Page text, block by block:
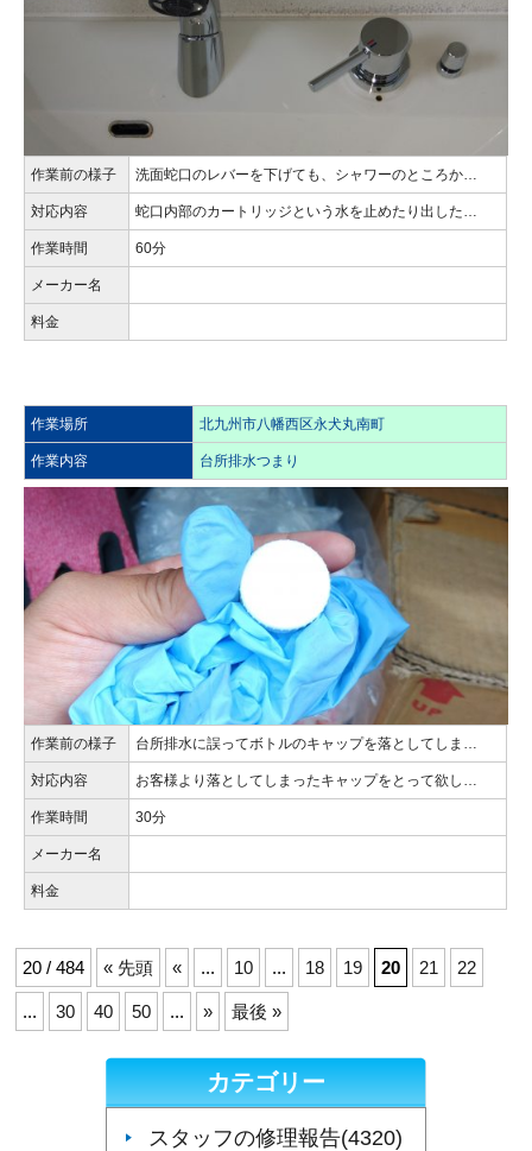
作業前の様子 洗面蛇口のレバーを下げても、シャワーのところか…
対応内容 蛇口内部のカートリッジという水を止めたり出した…
作業時間 60分
メーカー名
料金
作業場所 北九州市八幡西区永犬丸南町
作業内容 台所排水つまり
作業前の様子 台所排水に誤ってボトルのキャップを落としてしま…
対応内容 お客様より落としてしまったキャップをとって欲し…
作業時間 30分
メーカー名
料金
20 / 484 « 先頭 « ... 10 ... 18 19 20 21 22
... 30 40 50 ... » 最後 »
カテゴリー
スタッフの修理報告(4320)